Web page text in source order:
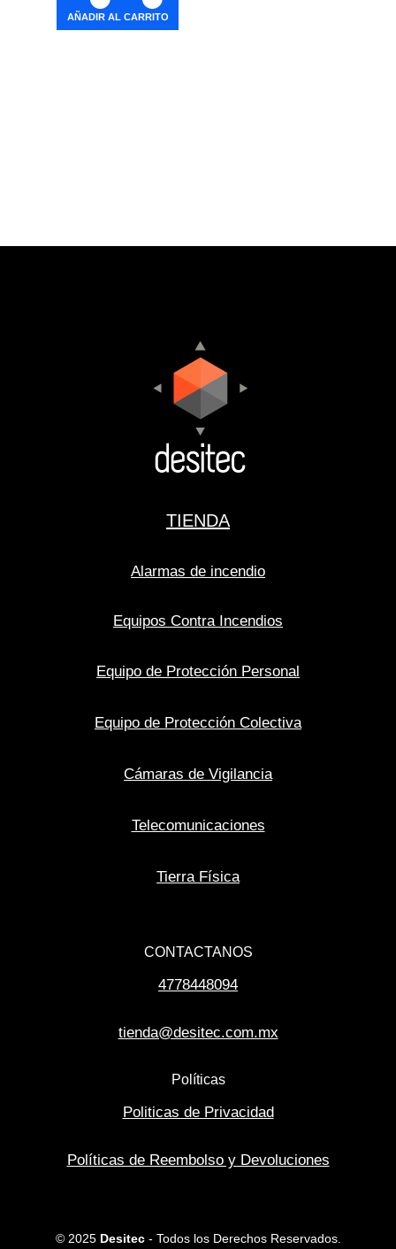
AÑADIR AL CARRITO
TIENDA
Alarmas de incendio
Equipos Contra Incendios
Equipo de Protección Personal
Equipo de Protección Colectiva
Cámaras de Vigilancia
Telecomunicaciones
Tierra Física
CONTACTANOS
4778448094
tienda@desitec.com.mx
Políticas
Politicas de Privacidad
Políticas de Reembolso y Devoluciones
© 2025 Desitec- Todos los Derechos Reservados.